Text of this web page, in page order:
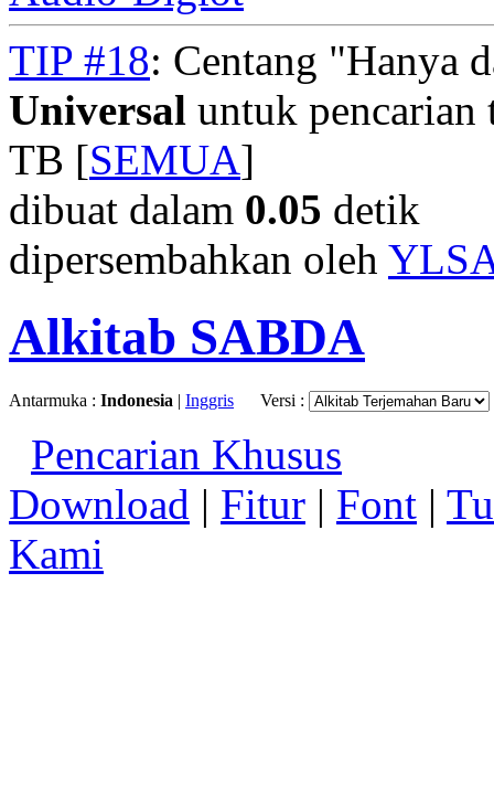
TIP #18: Centang "Hanya
Universal untuk pencarian
TB [SEMUA]
dibuat dalam 0.05 detik
dipersembahkan oleh
Alkitab SABDA
Antarmuka : Indonesia | Inggris Versi :
Pencarian Khusus
Download | Fitur | Font |
Kami